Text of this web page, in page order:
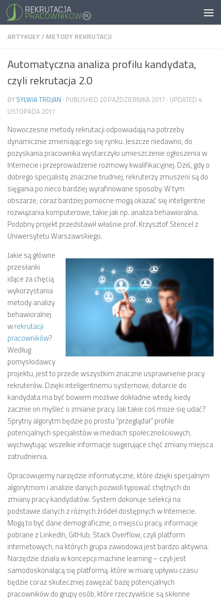
ARTYKUŁY/METODY REKRUTACJI
Automatyczna analiza profilu kandydata,
czyli rekrutacja 2.0
BY SYLWIA TROJAN · PUBLISHED 20 PAŹDZIERNIKA 2017 · UPDATED 4
LISTOPADA 2017
Nowoczesne metody rekrutacji odpowiadają na potrzeby
dynamicznie zmieniającego się rynku. Jeszcze niedawno, do
pozyskania pracownika wystarczyło umieszczenie ogłoszenia w
Internecie i przeprowadzenie rozmowy kwalifikacyjnej. Dziś, gdy o
dobrego specjalistę znacznie trudniej, rekruterzy zmuszeni są do
sięgania po nieco bardziej wyrafinowane sposoby. W tym
obszarze, coraz bardziej pomocne mogą okazać się inteligentne
rozwiązania komputerowe, takie jak np. analiza behawioralna.
Podobny projekt przedstawił właśnie prof. Krzysztof Stencel z
Uniwersytetu Warszawskiego.
Jakie są główne
przesłanki
idące za chęcią
wykorzystania
metody analizy
behawioralnej
wrekrutacji
pracowników?
Według
pomysłodawcy
projektu, jest to przede wszystkim znaczne usprawnienie pracy
rekruterów. Dzięki inteligentnemu systemowi, dotarcie do
kandydata ma być bowiem możliwe dokładnie wtedy, kiedy
zacznie on myśleć o zmianie pracy. Jak takie coś może się udać?
Sprytny algorytm będzie po prostu “przeglądał” profile
potencjalnych specjalistów w mediach społecznościowych,
wychwytując wszelkie informacje sugerujące chęć zmiany miejsca
zatrudnienia.
Opracowujemy narzędzie informatyczne, które dzięki specjalnym
algorytmom i analizie danych pozwoli typować chętnych do
zmiany pracy kandydatów. System dokonuje selekcji na
podstawie danych z różnych źródeł dostępnych w Internecie.
Mogą to być dane demograficzne, o miejscu pracy, informacje
pobrane z LinkedIn, GitHub, Stack Overflow, czyli platform
internetowych, na których grupa zawodowa jest bardzo aktywna.
Narzędzie działa w koncepcji machine learning – czyli jest
samodoskonalącą się platformą. które w miarę upływu czasu
będzie coraz skuteczniej zawężać bazę potencjalnych
pracowników do grupy osób, które rzeczywiście są skłonne